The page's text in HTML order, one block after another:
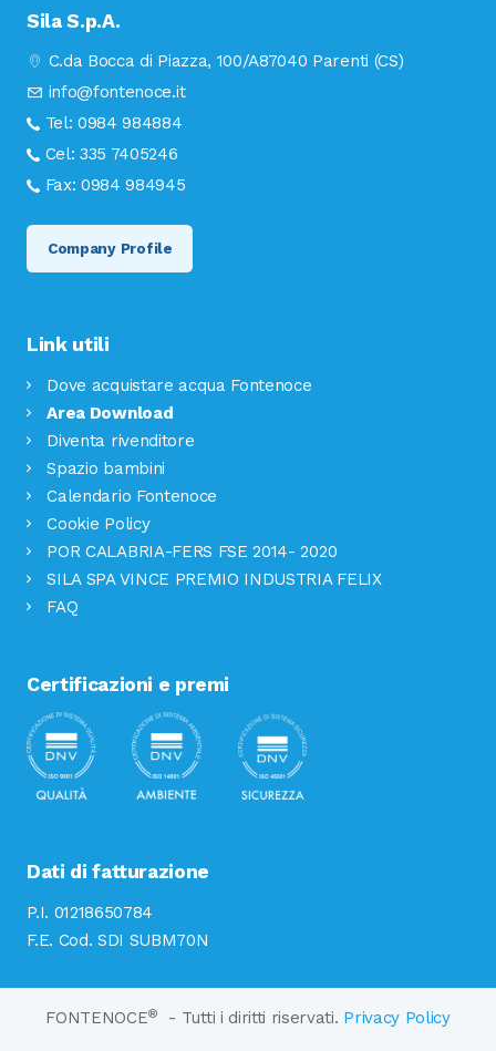
Sila S.p.A.
C.da Bocca di Piazza, 100/A87040 Parenti (CS)
info@fontenoce.it
Tel:0984 984884
Cel:335 7405246
Fax:0984 984945
Company Profile
Link utili
Dove acquistare acqua Fontenoce
Area Download
Diventa rivenditore
Spazio bambini
Calendario Fontenoce
Cookie Policy
POR CALABRIA-FERS FSE 2014- 2020
SILA SPA VINCE PREMIO INDUSTRIA FELIX
FAQ
Certificazioni e premi
Dati di fatturazione
P.I. 01218650784
F.E. Cod. SDI SUBM70N
FONTENOCE® - Tutti i diritti riservati. Privacy Policy